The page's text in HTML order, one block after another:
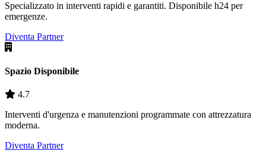
Specializzato in interventi rapidi e garantiti. Disponibile h24 per
emergenze.
Diventa Partner
Spazio Disponibile
4.7
Interventi d'urgenza e manutenzioni programmate con attrezzatura
moderna.
Diventa Partner